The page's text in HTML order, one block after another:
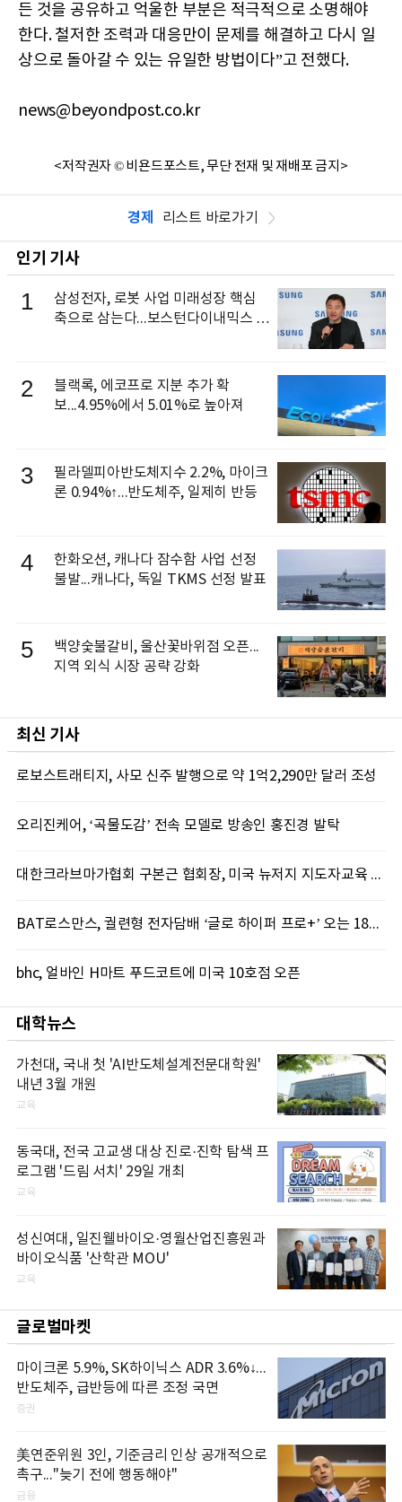
든 것을 공유하고 억울한 부분은 적극적으로 소명해야
한다. 철저한 조력과 대응만이 문제를 해결하고 다시 일
상으로 돌아갈 수 있는 유일한 방법이다”고 전했다.
news@beyondpost.co.kr
<저작권자 © 비욘드포스트, 무단 전재 및 재배포 금지>
경제 리스트 바로가기
인기 기사
1
삼성전자, 로봇 사업 미래성장 핵심
축으로 삼는다...보스턴다이내믹스 출
2
블랙록, 에코프로 지분 추가 확
보...4.95%에서 5.01%로 높아져
3
필라델피아반도체지수 2.2%, 마이크
론 0.94%↑...반도체주, 일제히 반등
4
한화오션, 캐나다 잠수함 사업 선정
불발...캐나다, 독일 TKMS 선정 발표
5
백양숯불갈비, 울산꽃바위점 오픈...
지역 외식 시장 공략 강화
최신 기사
로보스트래티지, 사모 신주 발행으로 약 1억2,290만 달러 조성
오리진케어, ‘곡물도감’ 전속 모델로 방송인 홍진경 발탁
대한크라브마가협회 구본근 협회장, 미국 뉴저지 지도자교육 실시
BAT로스만스, 궐련형 전자담배 ‘글로 하이퍼 프로+’ 오는 18일 출시
bhc, 얼바인 H마트 푸드코트에 미국 10호점 오픈
대학뉴스
가천대, 국내 첫 'AI반도체설계전문대학원'
내년 3월 개원
교육
동국대, 전국 고교생 대상 진로·진학 탐색 프
로그램 '드림 서치' 29일 개최
교육
성신여대, 일진웰바이오·영월산업진흥원과
바이오식품 '산학관 MOU'
교육
글로벌마켓
마이크론 5.9%, SK하이닉스 ADR 3.6%↓...
반도체주, 급반등에 따른 조정 국면
증권
美연준위원 3인, 기준금리 인상 공개적으로
촉구..."늦기 전에 행동해야"
금융